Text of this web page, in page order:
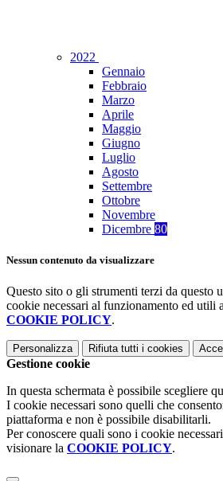
2022
Gennaio
Febbraio
Marzo
Aprile
Maggio
Giugno
Luglio
Agosto
Settembre
Ottobre
Novembre
Dicembre 80
Nessun contenuto da visualizzare
Questo sito o gli strumenti terzi da questo
cookie necessari al funzionamento ed utili
COOKIE POLICY.
Personalizza Rifiuta tutti i cookies
Gestione cookie
In questa schermata è possibile scegliere
I cookie necessari sono quelli che
piattaforma e non è possibile disabilitarli.
Per conoscere quali sono i cookie
visionare la COOKIE POLICY.